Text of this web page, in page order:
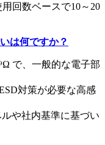
回数ベースで10～20
は何ですか？
で、一般的な電子部
対策が必要な高感
や社内基準に基づい